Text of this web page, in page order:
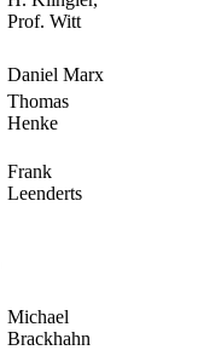
Prof. Witt
Daniel Marx
Thomas
Henke
Frank
Leenderts
Michael
Brackhahn